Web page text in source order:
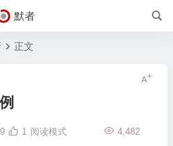
默者
正文
4,482
1 阅读模式